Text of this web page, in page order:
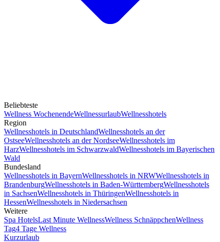
Beliebteste
Wellness WochenendeWellnessurlaubWellnesshotels
Region
Wellnesshotels in DeutschlandWellnesshotels an der
OstseeWellnesshotels an der NordseeWellnesshotels im
HarzWellnesshotels im SchwarzwaldWellnesshotels im Bayerischen
Wald
Bundesland
Wellnesshotels in BayernWellnesshotels in NRWWellnesshotels in
BrandenburgWellnesshotels in Baden-WürttembergWellnesshotels
in SachsenWellnesshotels in ThüringenWellnesshotels in
HessenWellnesshotels in Niedersachsen
Weitere
Spa HotelsLast Minute WellnessWellness SchnäppchenWellness
Tag4 Tage Wellness
Kurzurlaub